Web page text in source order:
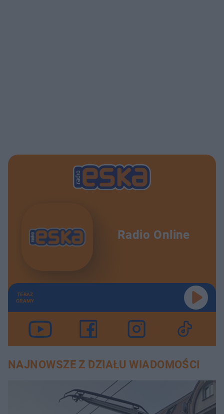
Radio Online
TERAZ
GRAMY
NAJNOWSZE Z DZIAŁU WIADOMOŚCI